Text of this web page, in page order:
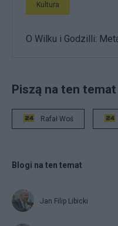
Kultura
O Wilku i Godzilli:
Piszą na ten temat
Rafał Woś
Blogi na ten temat
Jan Filip Libicki